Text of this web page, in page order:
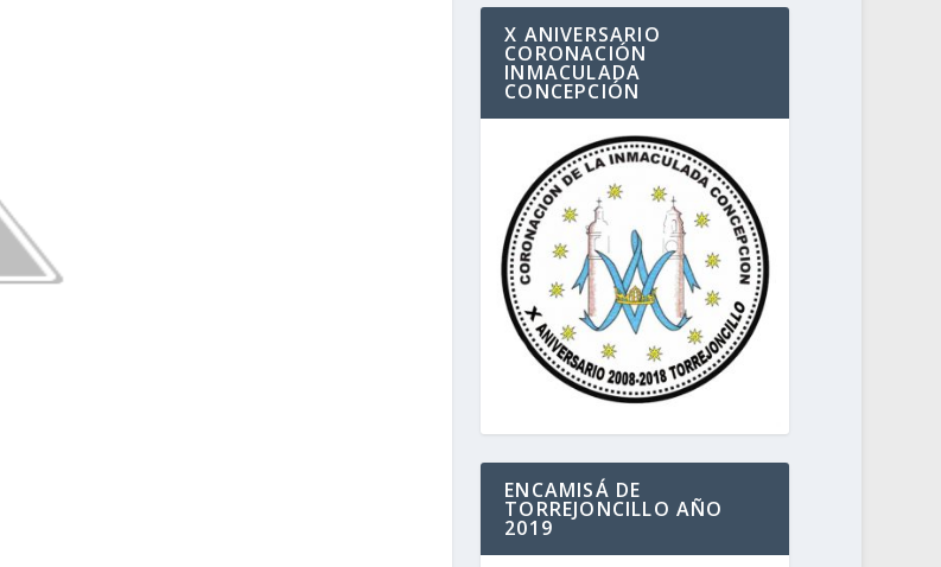
X ANIVERSARIO
CORONACIÓN
INMACULADA
CONCEPCIÓN
ENCAMISÁ DE
TORREJONCILLO AÑO
2019